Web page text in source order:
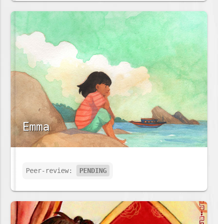
Emma
Peer-review: PENDING